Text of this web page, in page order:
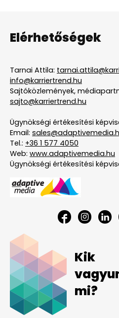
Elérhetőségek
Tarnai Attila:
info@karriertrend.hu
Sajtóközlemények,
sajto@karriertrend.hu
Ügynökségi értékesítési
Email:
Tel.: +36 1 577 4050
Web: www.adaptivemedia.hu
Ügynökségi értékesítési
Kik
mi?